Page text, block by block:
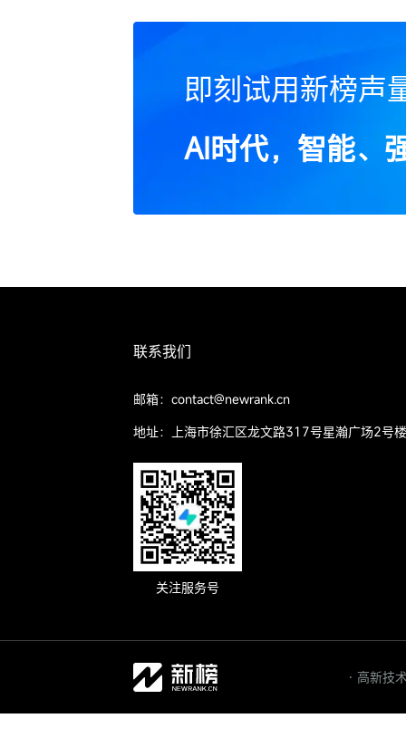
即刻试用新榜声
AI时代，智能、
联系我们
邮箱：contact@newrank.cn
地址：上海市徐汇区龙文路317号星瀚广场2号
关注服务号
· 高新技